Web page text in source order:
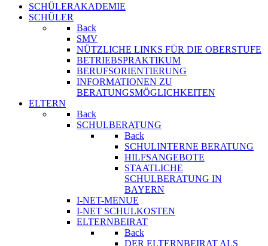
SCHÜLERAKADEMIE
SCHÜLER
Back
SMV
NÜTZLICHE LINKS FÜR DIE OBERSTUFE
BETRIEBSPRAKTIKUM
BERUFSORIENTIERUNG
INFORMATIONEN ZU
BERATUNGSMÖGLICHKEITEN
ELTERN
Back
SCHULBERATUNG
Back
SCHULINTERNE BERATUNG
HILFSANGEBOTE
STAATLICHE
SCHULBERATUNG IN
BAYERN
I-NET-MENUE
I-NET SCHULKOSTEN
ELTERNBEIRAT
Back
DER ELTERNBEIRAT ALS